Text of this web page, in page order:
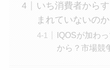
いち消費者から
まれていないの
IQOSが加わ
から？市場競